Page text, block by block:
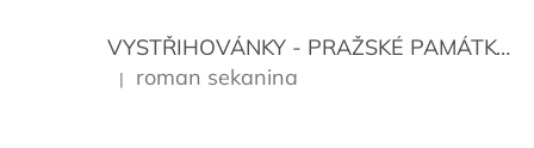
VYSTŘIHOVÁNKY - PRAŽSKÉ PAMÁTKY
Hodnocení produktu je 5 z 5 hvězdiček.
| roman sekanina